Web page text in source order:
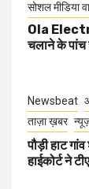
सोशल मीडिया
Ola
चलाने के पांच
Newsbeat
ताज़ा ख़बर
पौड़ी हाट गांव
हाईकोर्ट ने